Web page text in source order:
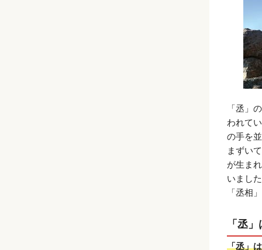
「丞」
われて
の手を
まずい
が生ま
いまし
「丞相
「丞
「丞」